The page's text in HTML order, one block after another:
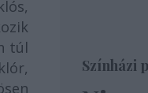
túl
Színházi